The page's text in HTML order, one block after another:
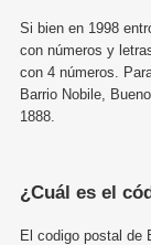
Si bien en 1998
con números y
con 4 números.
Barrio Nobile,
1888.
¿Cuál es el
El codigo postal de